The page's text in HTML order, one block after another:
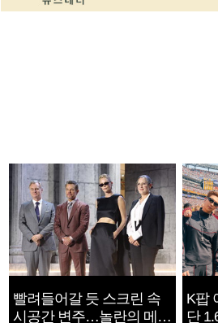
빨려들어갈 듯 스크린 속
시공간 변주…놀란의 메시
K팝
단